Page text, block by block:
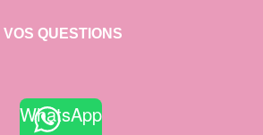
VOS QUESTIONS
WhatsApp